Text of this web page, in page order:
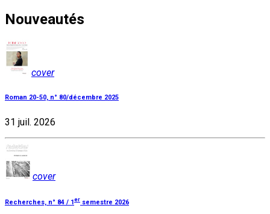
Nouveautés
cover
Roman 20-50, n° 80/décembre 2025
31 juil. 2026
cover
Recherches, n° 84 / 1 er semestre 2026